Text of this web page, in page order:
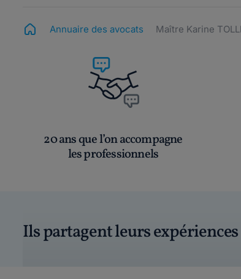
Annuaire des avocats Maître Karine
20 ans que l’on accompagne
les professionnels
Ils partagent leurs expériences